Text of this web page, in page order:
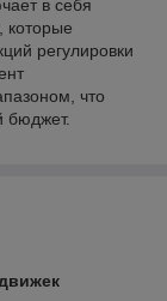
в себя
которые
регулировки
что
бюджет.